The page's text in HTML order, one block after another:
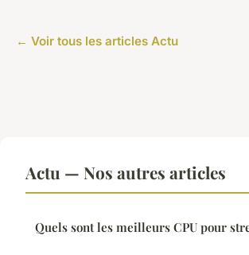
← Voir tous les articles Actu
Actu — Nos autres articles
Quels sont les meilleurs CPU pour